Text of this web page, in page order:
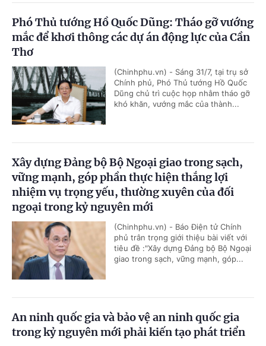
Phó Thủ tướng Hồ Quốc Dũng: Tháo gỡ vướng
mắc để khơi thông các dự án động lực của Cần
Thơ
(Chinhphu.vn) - Sáng 31/7, tại trụ sở
Chính phủ, Phó Thủ tướng Hồ Quốc
Dũng chủ trì cuộc họp nhằm tháo gỡ
khó khăn, vướng mắc của thành...
Xây dựng Đảng bộ Bộ Ngoại giao trong sạch,
vững mạnh, góp phần thực hiện thắng lợi
nhiệm vụ trọng yếu, thường xuyên của đối
ngoại trong kỷ nguyên mới
(Chinhphu.vn) - Báo Điện tử Chính
phủ trân trọng giới thiệu bài viết với
tiêu đề :"Xây dựng Đảng bộ Bộ Ngoại
giao trong sạch, vững mạnh, góp...
An ninh quốc gia và bảo vệ an ninh quốc gia
trong kỷ nguyên mới phải kiến tạo phát triển